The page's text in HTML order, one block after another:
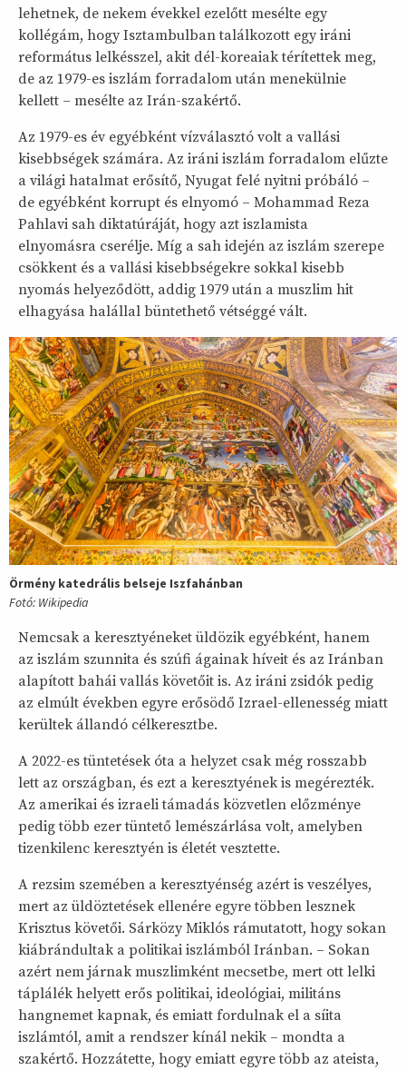
lehetnek, de nekem évekkel ezelőtt mesélte egy
kollégám, hogy Isztambulban találkozott egy iráni
református lelkésszel, akit dél-koreaiak térítettek meg,
de az 1979-es iszlám forradalom után menekülnie
kellett – mesélte az Irán-szakértő.
Az 1979-es év egyébként vízválasztó volt a vallási
kisebbségek számára. Az iráni iszlám forradalom elűzte
a világi hatalmat erősítő, Nyugat felé nyitni próbáló –
de egyébként korrupt és elnyomó – Mohammad Reza
Pahlavi sah diktatúráját, hogy azt iszlamista
elnyomásra cserélje. Míg a sah idején az iszlám szerepe
csökkent és a vallási kisebbségekre sokkal kisebb
nyomás helyeződött, addig 1979 után a muszlim hit
elhagyása halállal büntethető vétséggé vált.
Örmény katedrális belseje Iszfahánban
Fotó: Wikipedia
Nemcsak a keresztyéneket üldözik egyébként, hanem
az iszlám szunnita és szúfi ágainak híveit és az Iránban
alapított bahái vallás követőit is. Az iráni zsidók pedig
az elmúlt években egyre erősödő Izrael-ellenesség miatt
kerültek állandó célkeresztbe.
A 2022-es tüntetések óta a helyzet csak még rosszabb
lett az országban, és ezt a keresztyének is megérezték.
Az amerikai és izraeli támadás közvetlen előzménye
pedig több ezer tüntető lemészárlása volt, amelyben
tizenkilenc keresztyén is életét vesztette.
A rezsim szemében a keresztyénség azért is veszélyes,
mert az üldöztetések ellenére egyre többen lesznek
Krisztus követői. Sárközy Miklós rámutatott, hogy sokan
kiábrándultak a politikai iszlámból Iránban. – Sokan
azért nem járnak muszlimként mecsetbe, mert ott lelki
táplálék helyett erős politikai, ideológiai, militáns
hangnemet kapnak, és emiatt fordulnak el a síita
iszlámtól, amit a rendszer kínál nekik – mondta a
szakértő. Hozzátette, hogy emiatt egyre több az ateista,